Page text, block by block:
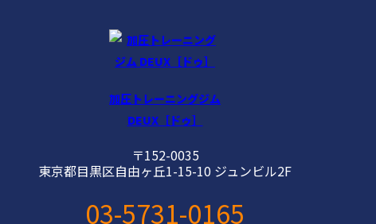
加圧トレーニングジム
DEUX［ドゥ］
〒152-0035
東京都目黒区自由ヶ丘1-15-10 ジュンビル2F
03-5731-0165